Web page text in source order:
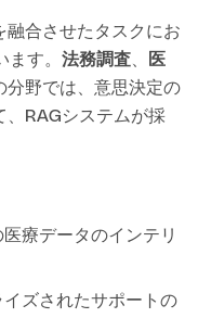
融合させたタスクにお
す。 法務調査
医
分野では、意思決定の
、RAGシステムが採
療データのインテリ
ズされたサポートの